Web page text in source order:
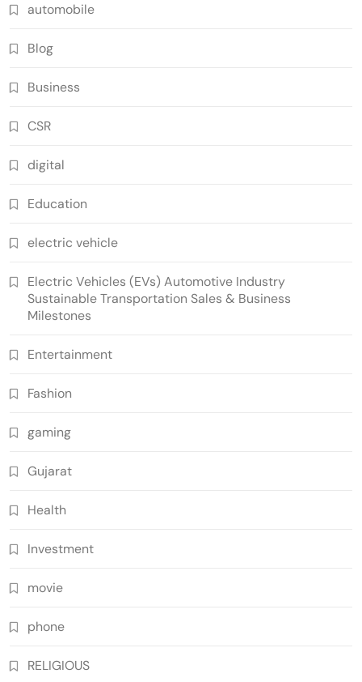
automobile
Blog
Business
CSR
digital
Education
electric vehicle
Electric Vehicles (EVs) Automotive Industry
Sustainable Transportation Sales & Business
Milestones
Entertainment
Fashion
gaming
Gujarat
Health
Investment
movie
phone
RELIGIOUS